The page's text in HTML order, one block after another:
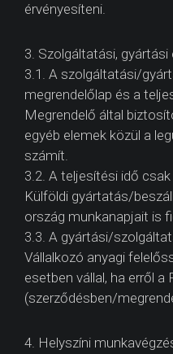
érvényesíteni.
3. Szolgáltatási, gyártási
3.1. A szolgáltatási/
megrendelőlap és a
Megrendelő által
egyéb elemek közül a
számít.
3.2. A teljesítési idő
Külföldi gyártatás/
ország munkanapjait is
3.3. A gyártási/
Vállalkozó anyagi
esetben vállal, ha erről a
(szerződésben/
4. Helyszíni